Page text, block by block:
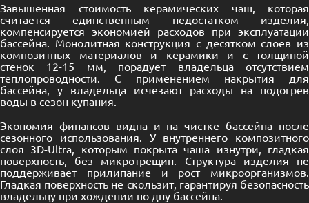
Завышенная стоимость керамических чаш, которая
считается единственным недостатком изделия,
компенсируется экономией расходов при эксплуатации
бассейна. Монолитная конструкция с десятком слоев из
композитных материалов и керамики и с толщиной
стенок 12-15 мм, порадует владельца отсутствием
теплопроводности. С применением накрытия для
бассейна, у владельца исчезают расходы на подогрев
воды в сезон купания.
Экономия финансов видна и на чистке бассейна после
сезонного использования. У внутреннего композитного
слоя 3D-Ultra, которым покрыта чаша изнутри, гладкая
поверхность, без микротрещин. Структура изделия не
поддерживает прилипание и рост микроорганизмов.
Гладкая поверхность не скользит, гарантируя безопасность
владельцу при хождении по дну бассейна.